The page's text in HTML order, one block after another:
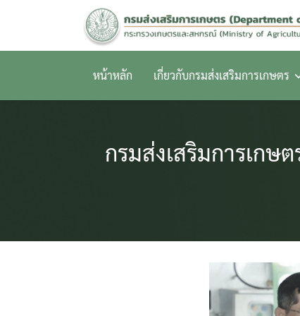
หน้าหลัก เกี่ยวกับกรมส่งเสริมการเกษตร
กรมส่งเสริมการเกษ